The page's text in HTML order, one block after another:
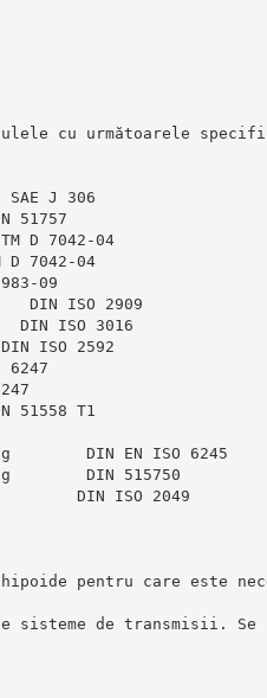
cu următoarele
J 306
51757
D 7042-04
7042-04
09
DIN ISO 2909
ISO 3016
ISO 2592
51558 T1
DIN EN ISO 6245
DIN 515750
DIN ISO 2049
pentru care este
de transmisii. Se